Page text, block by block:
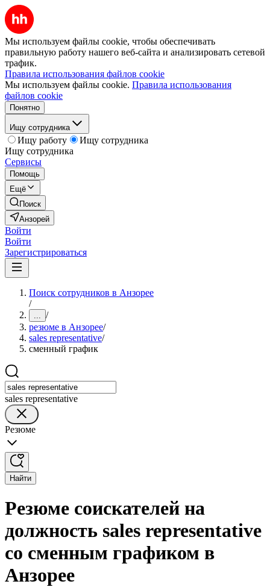
Мы используем файлы cookie, чтобы обеспечивать
правильную работу нашего веб-сайта и анализировать сетевой
трафик.
Правила использования файлов cookie
Мы используем файлы cookie. Правила использования
файлов cookie
Понятно
Ищу сотрудника
Ищу работу
Ищу сотрудника
Ищу сотрудника
Сервисы
Помощь
Ещё
Поиск
Анзорей
Войти
Войти
Зарегистрироваться
Поиск сотрудников в Анзорее
/
... /
резюме в Анзорее/
sales representative/
сменный график
sales representative
Резюме
Найти
Резюме соискателей на
должность sales representative
со сменным графиком в
Анзорее